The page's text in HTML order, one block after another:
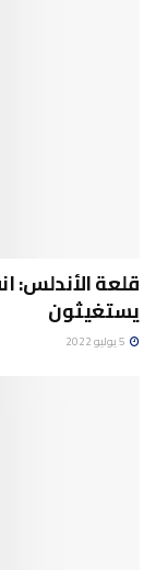
قلعة الأندلس:
يستغيثون